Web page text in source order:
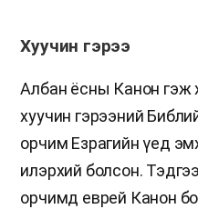
Хуучин гэрээ
Албан ёсны Канон гэж
хуучин гэрээний
орчим Езрагийн үед
илэрхий болсон.
орчимд еврей Канон